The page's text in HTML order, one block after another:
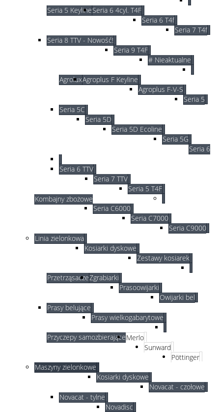
Seria 5 KeylineSeria 6 4cyl. T4F
Seria 6 T4f
Seria 7 T4f
Seria 8 TTV - Nowość!
Seria 9 T4F
# Nieaktualne
AgroluxAgroplus F Keyline
Agroplus F-V-S
Seria 5
Seria 5C
Seria 5D
Seria 5D Ecoline
Seria 5G
Seria 6
Seria 6 TTV
Seria 7 TTV
Seria 5 T4F
Kombajny zbożowe
Seria C6000
Seria C7000
Seria C9000
Linia zielonkowa
Kosiarki dyskowe
Zestawy kosiarek
PrzetrząsaczeZgrabiarki
Prasoowijarki
Owijarki bel
Prasy belujące
Prasy wielkogabarytowe
Przyczepy samozbierająceMerlo
Sunward
Pöttinger
Maszyny zielonkowe
Kosiarki dyskowe
Novacat - czołowe
Novacat - tylne
Novadisc